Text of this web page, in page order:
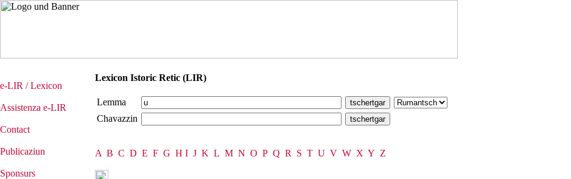
e-LIR / Lexicon
Assistenza e-LIR
Contact
Publicaziun
Sponsurs
Lexicon Istoric Retic (LIR)
Lemma
Chavazzin
A B C D E F G H I J K L M N O P Q R S T U V W X Y Z